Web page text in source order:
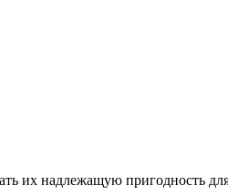
их надлежащую пригодность